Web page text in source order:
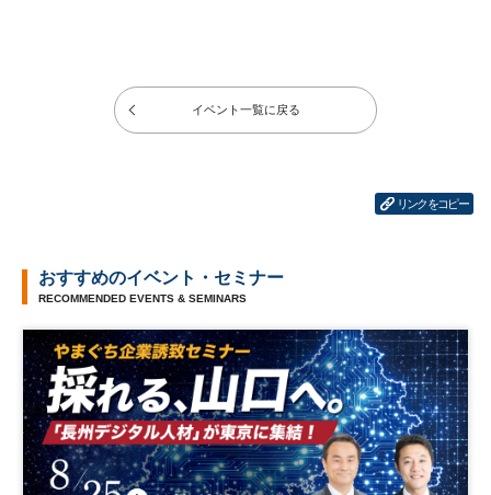
イベント一覧に戻る
リンクをコピー
おすすめのイベント・セミナー
RECOMMENDED EVENTS & SEMINARS